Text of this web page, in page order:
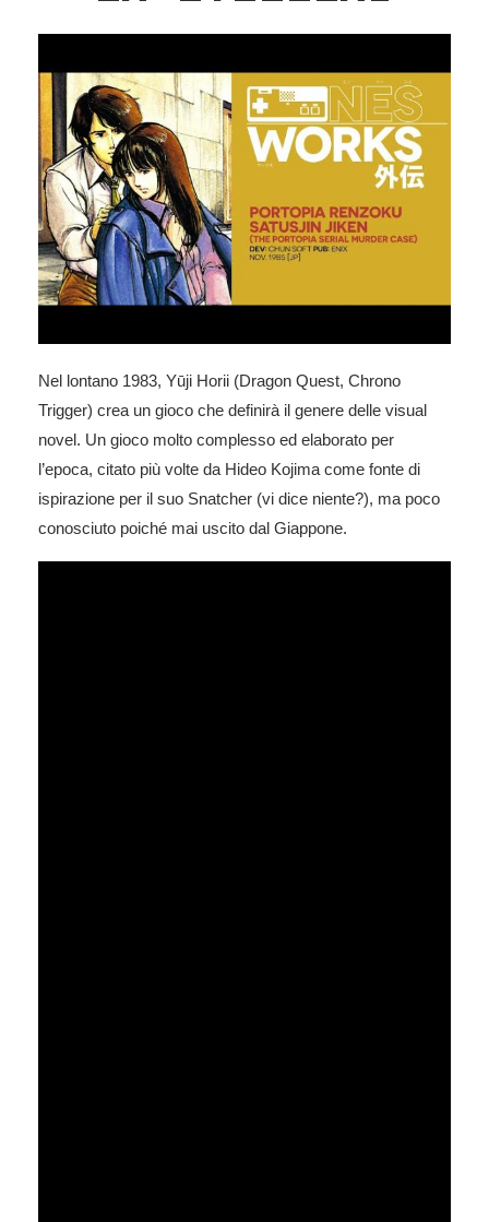
Nel lontano 1983, Yūji Horii (Dragon Quest, Chrono
Trigger) crea un gioco che definirà il genere delle visual
novel. Un gioco molto complesso ed elaborato per
l’epoca, citato più volte da Hideo Kojima come fonte di
ispirazione per il suo Snatcher (vi dice niente?), ma poco
conosciuto poiché mai uscito dal Giappone.